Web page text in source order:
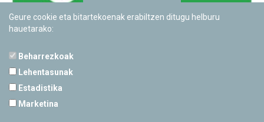
Geure cookie eta bitartekoenak erabiltzen ditugu helburu
hauetarako:
Beharrezkoak
Lehentasunak
Estadistika
Marketina